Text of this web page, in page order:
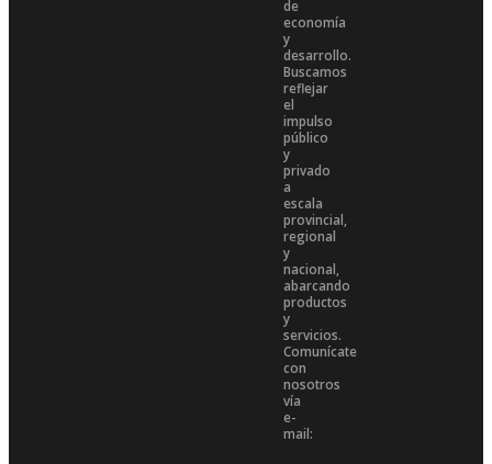
de
economía
y
desarrollo.
Buscamos
reflejar
el
impulso
público
y
privado
a
escala
provincial,
regional
y
nacional,
abarcando
productos
y
servicios.
Comunícate
con
nosotros
vía
e-
mail: